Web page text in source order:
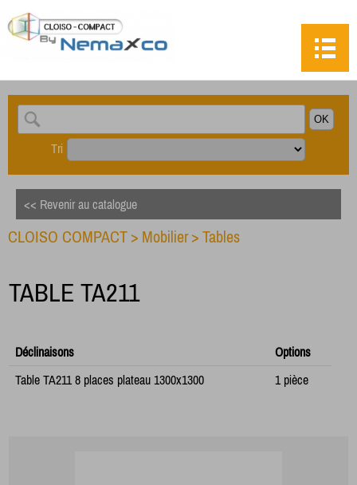
Tri
<< Revenir au catalogue
CLOISO COMPACT > Mobilier > Tables
TABLE TA211
Déclinaisons
Options
Table TA211 8 places plateau 1300x1300
1 pièce